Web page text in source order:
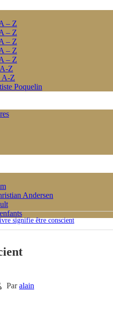
– Z
– Z
– Z
– Z
– Z
Z
A-Z
Poquelin
Andersen
signifie être conscient
Paralain